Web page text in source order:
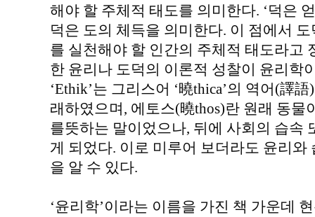
해야 할 주체적 태도를 의미한다. ‘덕은
덕은 도의 체득을 의미한다. 이 점에서
를 실천해야 할 인간의 주체적 태도라고
한 윤리나 도덕의 이론적 성찰이 윤리학
‘Ethik’는 그리스어 ‘曉thica’의 역어(譯語
래하였으며, 에토스(曉thos)란 원래 동
를뜻하는 말이었으나, 뒤에 사회의 습속
게 되었다. 이로 미루어 보더라도 윤리
을 알 수 있다.
‘윤리학’이라는 이름을 가진 책 가운데